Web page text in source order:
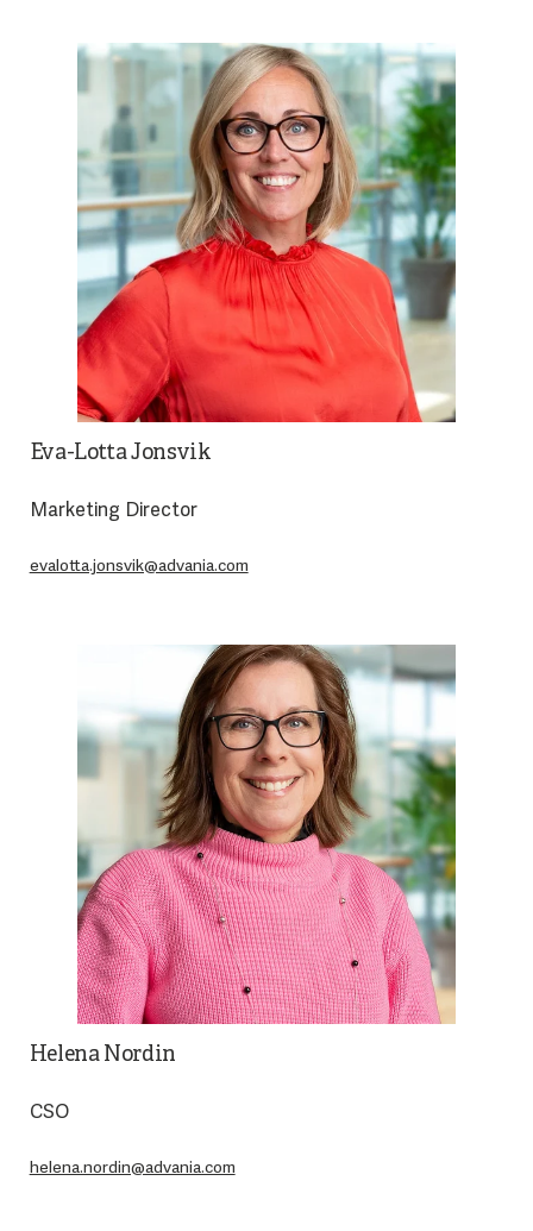
Eva-Lotta Jonsvik
Marketing Director
evalotta.jonsvik@advania.com
Helena Nordin
CSO
helena.nordin@advania.com